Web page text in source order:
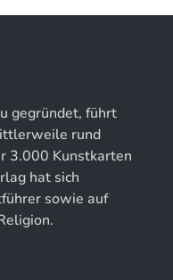
Gesellschaft
Schlösser und
gegründet, führt
rund
3.000 Kunstkarten
hat sich
sowie auf